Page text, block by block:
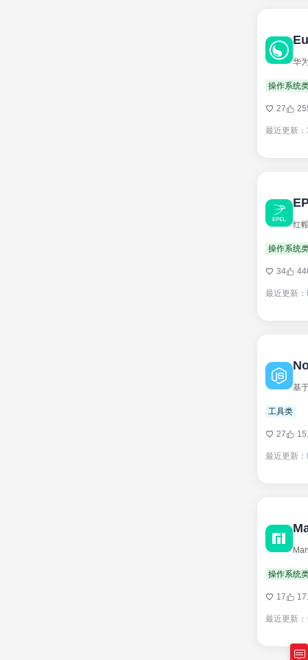
华
操作系统
27
最近更新
操作系统
34
最近更新
工具类
27
最近更新
操作系统
17
最近更新